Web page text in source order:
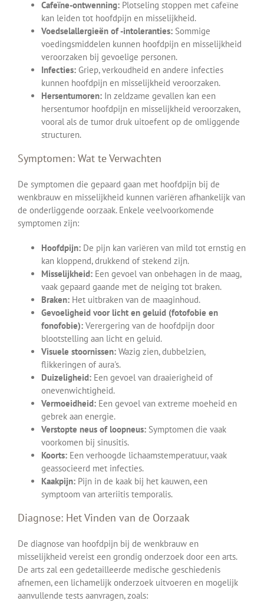
Cafeïne-ontwenning: Plotseling stoppen met cafeïne
kan leiden tot hoofdpijn en misselijkheid.
Voedselallergieën of -intoleranties: Sommige
voedingsmiddelen kunnen hoofdpijn en misselijkheid
veroorzaken bij gevoelige personen.
Infecties: Griep, verkoudheid en andere infecties
kunnen hoofdpijn en misselijkheid veroorzaken.
Hersentumoren: In zeldzame gevallen kan een
hersentumor hoofdpijn en misselijkheid veroorzaken,
vooral als de tumor druk uitoefent op de omliggende
structuren.
Symptomen: Wat te Verwachten
De symptomen die gepaard gaan met hoofdpijn bij de
wenkbrauw en misselijkheid kunnen variëren afhankelijk van
de onderliggende oorzaak. Enkele veelvoorkomende
symptomen zijn:
Hoofdpijn: De pijn kan variëren van mild tot ernstig en
kan kloppend, drukkend of stekend zijn.
Misselijkheid: Een gevoel van onbehagen in de maag,
vaak gepaard gaande met de neiging tot braken.
Braken: Het uitbraken van de maaginhoud.
Gevoeligheid voor licht en geluid (fotofobie en
fonofobie): Verergering van de hoofdpijn door
blootstelling aan licht en geluid.
Visuele stoornissen: Wazig zien, dubbelzien,
flikkeringen of aura's.
Duizeligheid: Een gevoel van draaierigheid of
onevenwichtigheid.
Vermoeidheid: Een gevoel van extreme moeheid en
gebrek aan energie.
Verstopte neus of loopneus: Symptomen die vaak
voorkomen bij sinusitis.
Koorts: Een verhoogde lichaamstemperatuur, vaak
geassocieerd met infecties.
Kaakpijn: Pijn in de kaak bij het kauwen, een
symptoom van arteriitis temporalis.
Diagnose: Het Vinden van de Oorzaak
De diagnose van hoofdpijn bij de wenkbrauw en
misselijkheid vereist een grondig onderzoek door een arts.
De arts zal een gedetailleerde medische geschiedenis
afnemen, een lichamelijk onderzoek uitvoeren en mogelijk
aanvullende tests aanvragen, zoals: